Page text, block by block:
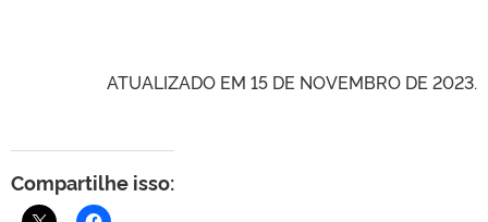
ATUALIZADO EM 15 DE NOVEMBRO DE 2023.
Compartilhe isso: